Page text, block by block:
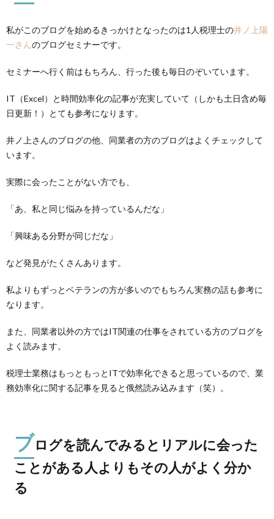
私がこのブログを始めるきっかけとなったのは1人税理士の井ノ上陽
一さんのブログセミナーです。
セミナーへ行く前はもちろん、行った後も毎日のぞいています。
IT（Excel）と時間効率化の記事が充実していて（しかも土日含め毎
日更新！）とても参考になります。
井ノ上さんのブログの他、同業者の方のブログはよくチェックして
います。
実際に会ったことがない方でも、
「あ、私と同じ悩みを持っているんだな」
「興味ある分野が同じだな」
など発見がたくさんあります。
私よりもずっとベテランの方が多いのでもちろん実務の話も参考に
なります。
また、同業者以外の方ではIT関連の仕事をされている方のブログを
よく読みます。
税理士業務はもっともっとITで効率化できると思っているので、業
務効率化に関する記事を見ると俄然読み込みます（笑）。
ブログを読んでみるとリアルに会った
ことがある人よりもその人がよく分か
る